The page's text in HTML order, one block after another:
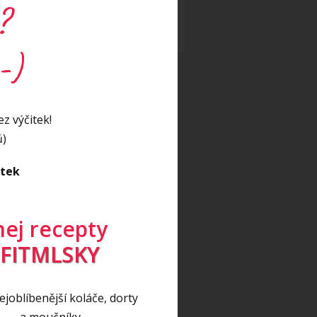
recept
)
výčitek!
recepty
FITMLSKY
koláče, dorty